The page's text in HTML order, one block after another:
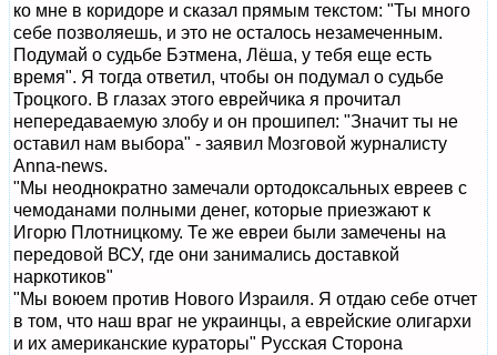
ко мне в коридоре и сказал прямым текстом: "Ты много
себе позволяешь, и это не осталось незамеченным.
Подумай о судьбе Бэтмена, Лёша, у тебя еще есть
время". Я тогда ответил, чтобы он подумал о судьбе
Троцкого. В глазах этого еврейчика я прочитал
непередаваемую злобу и он прошипел: "Значит ты не
оставил нам выбора" - заявил Мозговой журналисту
Anna-news.
"Мы неоднократно замечали ортодоксальных евреев с
чемоданами полными денег, которые приезжают к
Игорю Плотницкому. Те же евреи были замечены на
передовой ВСУ, где они занимались доставкой
наркотиков"
"Мы воюем против Нового Израиля. Я отдаю себе отчет
в том, что наш враг не украинцы, а еврейские олигархи
и их американские кураторы" Русская Сторона